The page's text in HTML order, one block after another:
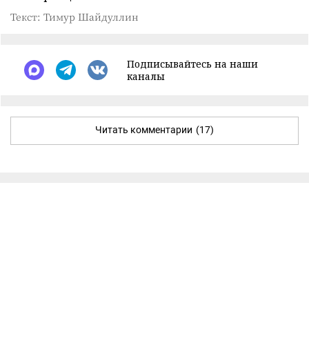
Текст: Тимур Шайдуллин
Подписывайтесь на наши
каналы
Читать комментарии (17)